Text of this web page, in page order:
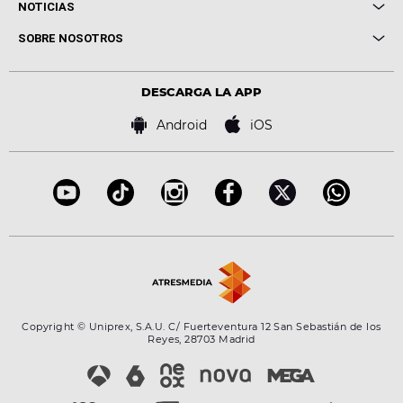
Conciertos
Locutores Europa FM
NOTICIAS
Cine y Televisión
Virales
SOBRE NOSOTROS
Bases de concursos
DESCARGA LA APP
Android iOS
Copyright © Uniprex, S.A.U. C/ Fuerteventura 12 San Sebastián de los
Reyes, 28703 Madrid